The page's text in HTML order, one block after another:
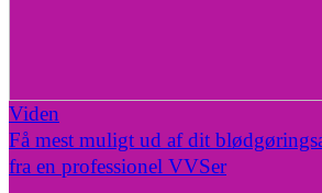
Viden
Få mest muligt ud af dit
fra en professionel VVSer